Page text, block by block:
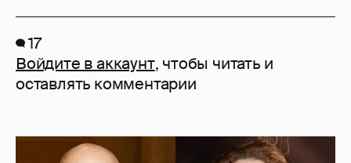
17
Войдите в аккаунт, чтобы читать и
оставлять комментарии